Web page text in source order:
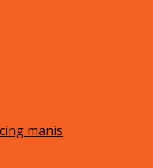
manis